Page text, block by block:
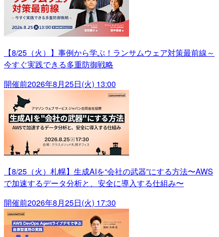
【8/25（火）】事例から学ぶ！ランサムウェア対策最前線～
今すぐ実践できる多重防御戦略
開催前2026年8月25日(火) 13:00
【8/25（火）札幌】生成AIを“会社の武器”にする方法〜AWS
で加速するデータ分析と、安全に導入する仕組み〜
開催前2026年8月25日(火) 17:30